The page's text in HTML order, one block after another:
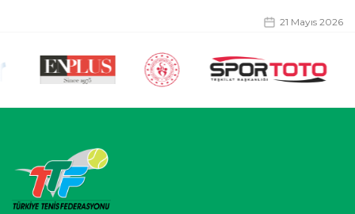
21 Mayıs 2026